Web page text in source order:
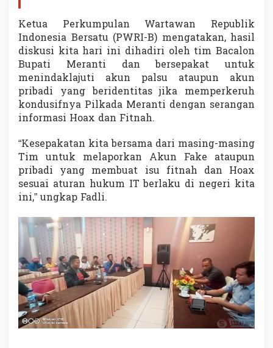
Ketua Perkumpulan Wartawan Republik
Indonesia Bersatu (PWRI-B) mengatakan, hasil
diskusi kita hari ini dihadiri oleh tim Bacalon
Bupati Meranti dan bersepakat untuk
menindaklajuti akun palsu ataupun akun
pribadi yang beridentitas jika memperkeruh
kondusifnya Pilkada Meranti dengan serangan
informasi Hoax dan Fitnah.
“Kesepakatan kita bersama dari masing-masing
Tim untuk melaporkan Akun Fake ataupun
pribadi yang membuat isu fitnah dan Hoax
sesuai aturan hukum IT berlaku di negeri kita
ini,” ungkap Fadli.